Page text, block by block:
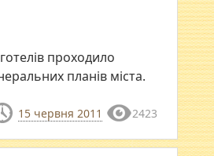
проходило
планів міста.
15 червня 2011 2423